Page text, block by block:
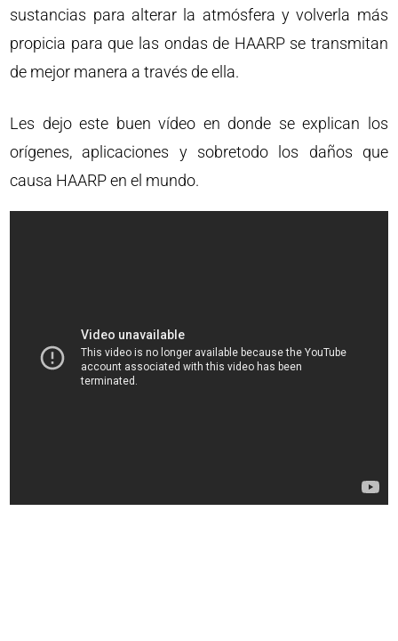
sustancias para alterar la atmósfera y volverla más
propicia para que las ondas de HAARP se transmitan
de mejor manera a través de ella.
Les dejo este buen vídeo en donde se explican los
orígenes, aplicaciones y sobretodo los daños que
causa HAARP en el mundo.